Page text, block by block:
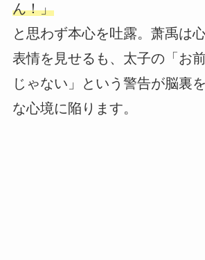
ん！」
と思わず本心を吐露。萧禹は
表情を見せるも、太子の「お
じゃない」という警告が脳裏
な心境に陥ります。